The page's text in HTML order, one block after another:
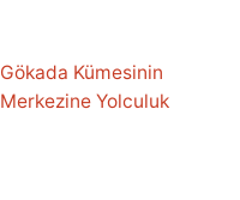
Gökada Kümesinin
Merkezine Yolculuk